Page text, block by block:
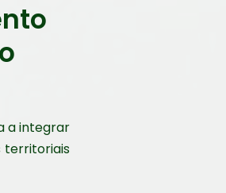
a integrar
territoriais